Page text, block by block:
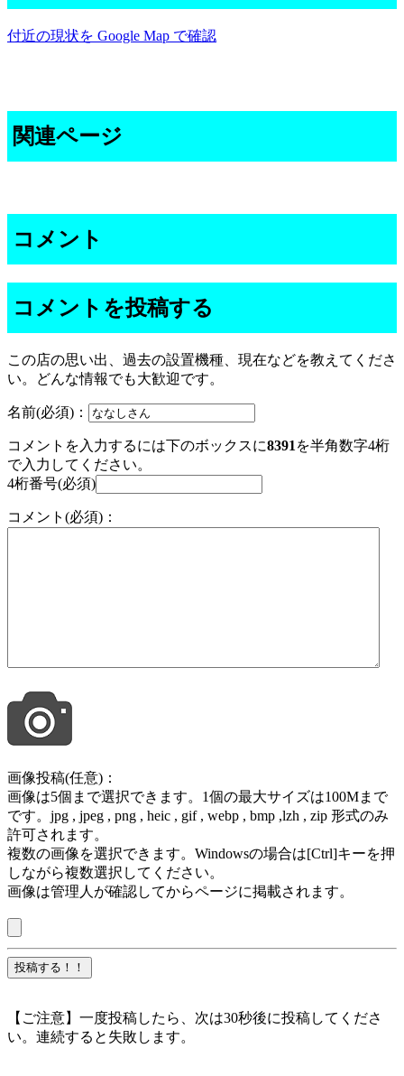
付近の現状を Google Map で確認
関連ページ
コメント
コメントを投稿する
この店の思い出、過去の設置機種、現在などを教えてくださ
い。どんな情報でも大歓迎です。
名前(必須)：
コメントを入力するには下のボックスに8391 を半角数字4桁
で入力してください。
4桁番号(必須)
コメント(必須)：
画像投稿(任意)：
画像は5個まで選択できます。1個の最大サイズは100Mまで
です。jpg , jpeg , png , heic , gif , webp , bmp ,lzh , zip 形式のみ
許可されます。
複数の画像を選択できます。Windowsの場合は[Ctrl]キーを押
しながら複数選択してください。
画像は管理人が確認してからページに掲載されます。
【ご注意】一度投稿したら、次は30秒後に投稿してくださ
い。連続すると失敗します。